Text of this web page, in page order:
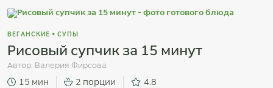
ВЕГАНСКИЕ • СУПЫ
Рисовый супчик за 15 минут
Автор: Валерия Фирсова
15 мин 2 порции 4.8